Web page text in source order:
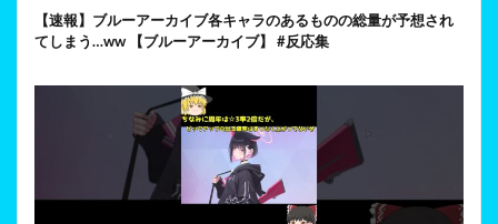
【速報】ブルーアーカイブ各キャラのあるものの総量が予想され
てしまう…ww 【ブルーアーカイブ】 #反応集